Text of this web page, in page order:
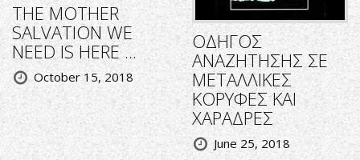
THE MOTHER
SALVATION WE
NEED IS HERE ...
October 15, 2018
ΟΔΗΓΟΣ
ΑΝΑΖΗΤΗΣΗΣ ΣΕ
ΜΕΤΑΛΛΙΚΕΣ
ΚΟΡΥΦΕΣ ΚΑΙ
ΧΑΡΑΔΡΕΣ
June 25, 2018